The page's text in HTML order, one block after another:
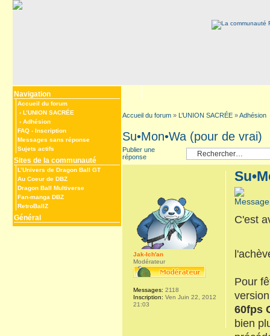
Navigation
Accueil du forum
‹ L’UNION SACRÉE
‹ Adhésion
FAQ - Inscription
Messages sans réponse
Sujets actifs
Sites de la communauté
L’Univers de Dragon Ball GT
Au Coeur de DBZ
Dragon Ball Multiverse
Fan-manga DBZ
RetroBallZ
Général
Accueil du forum » L’UNION SACRÉE »Adhésion
Su•Mon•Wa (pour de vrai)
Publier une
réponse
C'est
Pour
60fps
bien
Jak-Ich'an
Modérateur
Messages: 2118
Inscription: Ven Juin 22, 2012
21:03